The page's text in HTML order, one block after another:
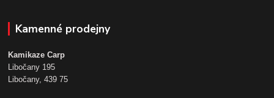
Kamenné prodejny
Kamikaze Carp
Libočany 195
Libočany, 439 75